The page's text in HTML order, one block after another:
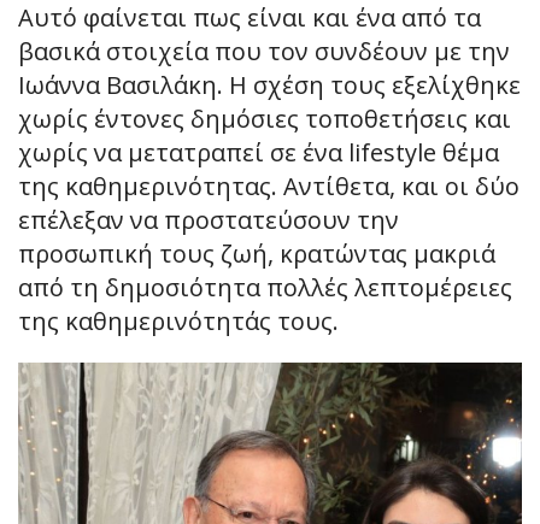
Αυτό φαίνεται πως είναι και ένα από τα
βασικά στοιχεία που τον συνδέουν με την
Ιωάννα Βασιλάκη. Η σχέση τους εξελίχθηκε
χωρίς έντονες δημόσιες τοποθετήσεις και
χωρίς να μετατραπεί σε ένα lifestyle θέμα
της καθημερινότητας. Αντίθετα, και οι δύο
επέλεξαν να προστατεύσουν την
προσωπική τους ζωή, κρατώντας μακριά
από τη δημοσιότητα πολλές λεπτομέρειες
της καθημερινότητάς τους.